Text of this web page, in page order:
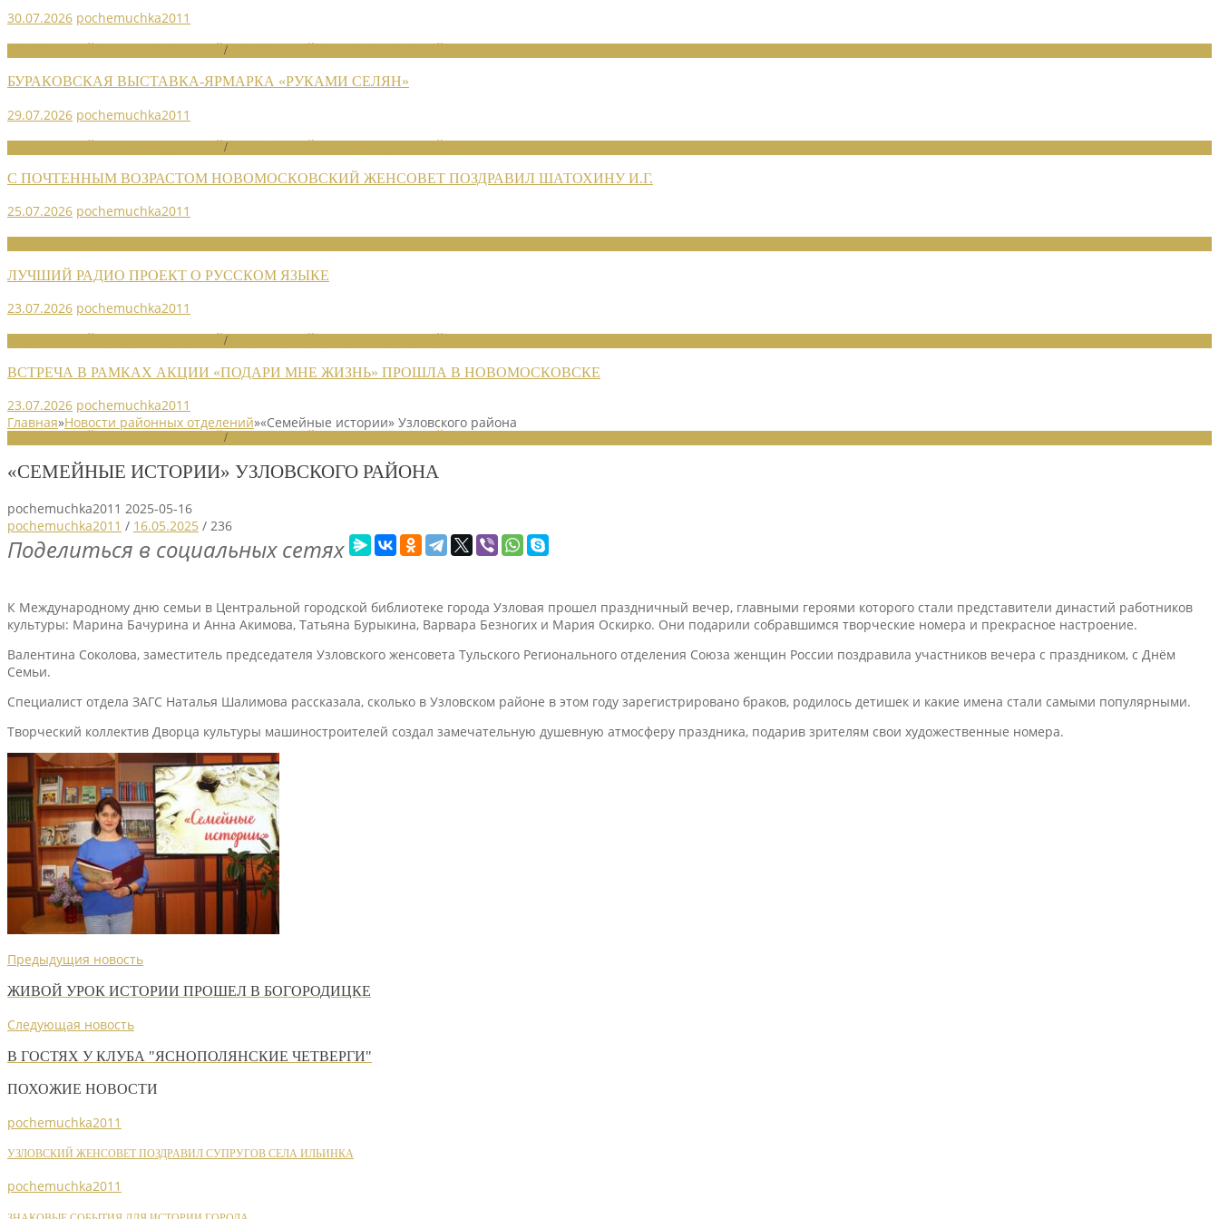
30.07.2026 pochemuchka2011
/
БУРАКОВСКАЯ ВЫСТАВКА-ЯРМАРКА «РУКАМИ СЕЛЯН»
29.07.2026 pochemuchka2011
/
С ПОЧТЕННЫМ ВОЗРАСТОМ НОВОМОСКОВСКИЙ ЖЕНСОВЕТ ПОЗДРАВИЛ ШАТОХИНУ И.Г.
25.07.2026 pochemuchka2011
ЛУЧШИЙ РАДИО ПРОЕКТ О РУССКОМ ЯЗЫКЕ
23.07.2026 pochemuchka2011
/
ВСТРЕЧА В РАМКАХ АКЦИИ «ПОДАРИ МНЕ ЖИЗНЬ» ПРОШЛА В НОВОМОСКОВСКЕ
23.07.2026 pochemuchka2011
Главная»Новости районных отделений»«Семейные истории» Узловского района
/
«СЕМЕЙНЫЕ ИСТОРИИ» УЗЛОВСКОГО РАЙОНА
pochemuchka2011 2025-05-16
pochemuchka2011 / 16.05.2025 / 236
Поделиться в социальных сетях
К Международному дню семьи в Центральной городской библиотеке города Узловая прошел праздничный вечер, главными героями которого стали представители династий работников
культуры: Марина Бачурина и Анна Акимова, Татьяна Бурыкина, Варвара Безногих и Мария Оскирко. Они подарили собравшимся творческие номера и прекрасное настроение.
Валентина Соколова, заместитель председателя Узловского женсовета Тульского Регионального отделения Союза женщин России поздравила участников вечера с праздником, с Днём
Семьи.
Специалист отдела ЗАГС Наталья Шалимова рассказала, сколько в Узловском районе в этом году зарегистрировано браков, родилось детишек и какие имена стали самыми популярными.
Творческий коллектив Дворца культуры машиностроителей создал замечательную душевную атмосферу праздника, подарив зрителям свои художественные номера.
Предыдущия новость
ЖИВОЙ УРОК ИСТОРИИ ПРОШЕЛ В БОГОРОДИЦКЕ
Следующая новость
В ГОСТЯХ У КЛУБА "ЯСНОПОЛЯНСКИЕ ЧЕТВЕРГИ"
ПОХОЖИЕ НОВОСТИ
pochemuchka2011
УЗЛОВСКИЙ ЖЕНСОВЕТ ПОЗДРАВИЛ СУПРУГОВ СЕЛА ИЛЬИНКА
pochemuchka2011